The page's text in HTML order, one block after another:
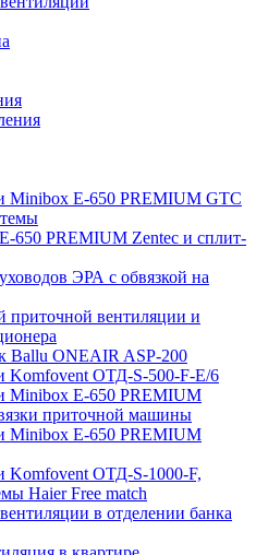
Minibox E-650 PREMIUM GTC
650 PREMIUM Zentec и сплит-
ЭРА с обвязкой на
приточной вентиляции и
Ballu ONEAIR ASP-200
Komfovent ОТД-S-500-F-E/6
Minibox E-650 PREMIUM
приточной машины
Minibox E-650 PREMIUM
Komfovent ОТД-S-1000-F,
Haier Free match
в отделении банка